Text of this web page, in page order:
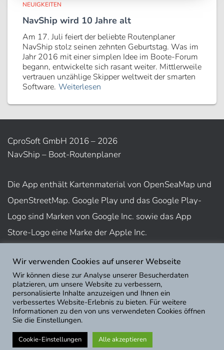
NEUIGKEITEN
NavShip wird 10 Jahre alt
Am 17. Juli feiert der beliebte Routenplaner
NavShip stolz seinen zehnten Geburtstag. Was im
Jahr 2016 mit einer simplen Idee im Boote-Forum
begann, entwickelte sich rasant weiter. Mittlerweile
vertrauen unzählige Skipper weltweit der smarten
Software. Weiterlesen
CproSoft GmbH 2016 – 2026
NavShip – Boot-Routenplaner
Die App enthält Kartenmaterial von OpenSeaMap und
OpenStreetMap. Google Play und das Google Play-
Logo sind Marken von Google Inc. sowie das App
Store-Logo eine Marke der Apple Inc.
Nutzungsbedingungen
Impressum
Datenschutz
Wir verwenden Cookies auf unserer Webseite
Wir können diese zur Analyse unserer Besucherdaten
platzieren, um unsere Website zu verbessern,
personalisierte Inhalte anzuzeigen und Ihnen ein
verbessertes Website-Erlebnis zu bieten. Für weitere
Informationen zu den von uns verwendeten Cookies öffnen
Sie die Einstellungen.
Cookie-Einstellungen Alle akzeptieren